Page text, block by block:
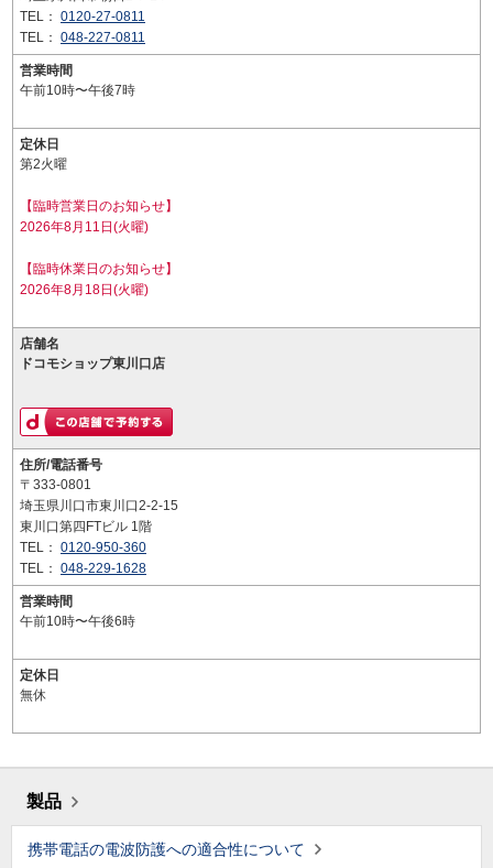
TEL： 0120-27-0811
TEL： 048-227-0811
営業時間
午前10時〜午後7時
定休日
第2火曜
【臨時営業日のお知らせ】
2026年8月11日(火曜)
【臨時休業日のお知らせ】
2026年8月18日(火曜)
店舗名
ドコモショップ東川口店
住所/電話番号
〒333-0801
埼玉県川口市東川口2-2-15
東川口第四FTビル 1階
TEL： 0120-950-360
TEL： 048-229-1628
営業時間
午前10時〜午後6時
定休日
無休
製品
携帯電話の電波防護への適合性について